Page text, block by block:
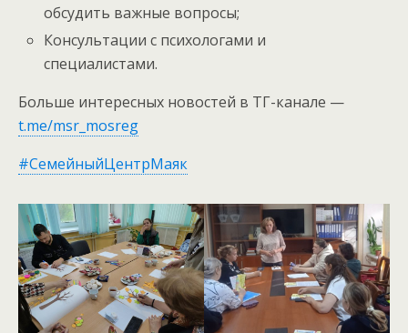
обсудить важные вопросы;
Консультации с психологами и
специалистами.
Больше интересных новостей в ТГ-канале —
t.me/msr_mosreg
#СемейныйЦентрМаяк